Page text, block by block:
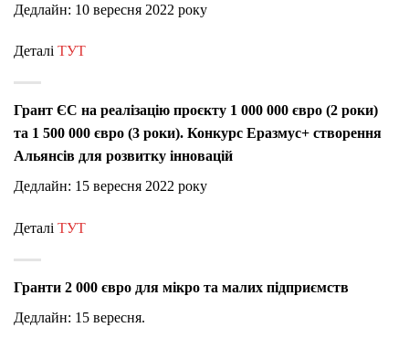
Дедлайн: 10 вересня 2022 року
Деталі ТУТ
Грант ЄС на реалізацію проєкту 1 000 000 євро (2 роки)
та 1 500 000 євро (3 роки). Конкурс Еразмус+ створення
Альянсів для розвитку інновацій
Дедлайн: 15 вересня 2022 року
Деталі ТУТ
Гранти 2 000 євро для мікро та малих підприємств
Дедлайн: 15 вересня.